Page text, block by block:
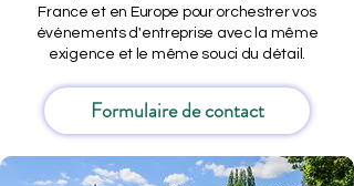
France et en Europe pour orchestrer vos
événements d'entreprise avec la même
exigence et le même souci du détail.
Formulaire de contact